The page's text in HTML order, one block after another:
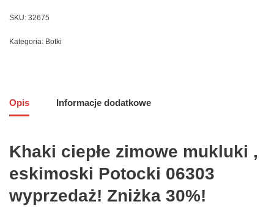
SKU: 32675
Kategoria: Botki
Opis Informacje dodatkowe
Khaki ciepłe zimowe mukluki ,
eskimoski Potocki 06303
wyprzedaż! Zniżka 30%!